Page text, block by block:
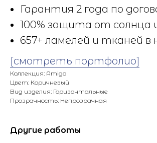
Гарантия 2 года по
100% защита от солнца
657+ ламелей и тканей в
[смотреть портфолио]
Коллекция: Amigo
Цвет: Коричневый
Вид изделия: Горизонтальные
Прозрачность: Непрозрачная
Другие работы